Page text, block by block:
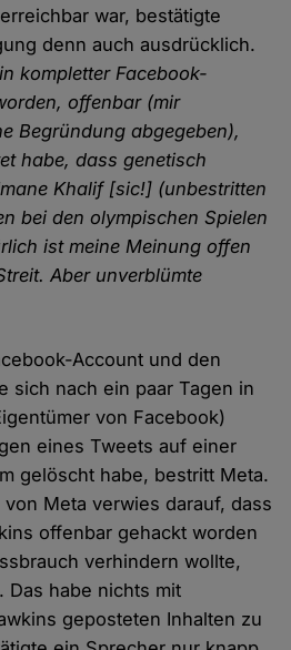
war, bestätigte
denn auch ausdrücklich.
kompletter Facebook-
offenbar (mir
Begründung abgegeben),
habe, dass genetisch
Khalif [sic!] (unbestritten
bei den olympischen Spielen
ist meine Meinung offen
Aber unverblümte
Account und den
sich nach ein paar Tagen in
von Facebook)
eines Tweets auf einer
gelöscht habe, bestritt Meta.
Meta verwies darauf, dass
offenbar gehackt worden
verhindern wollte,
Das habe nichts mit
geposteten Inhalten zu